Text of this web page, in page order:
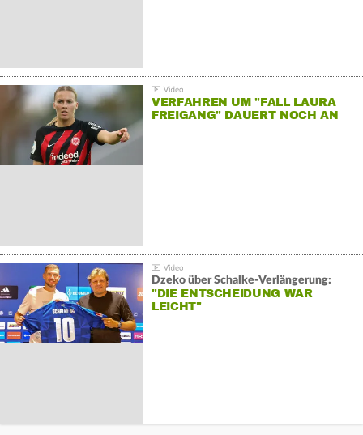
VERFAHREN UM "FALL LAURA
FREIGANG" DAUERT NOCH AN
Dzeko über Schalke-Verlängerung:
"DIE ENTSCHEIDUNG WAR
LEICHT"